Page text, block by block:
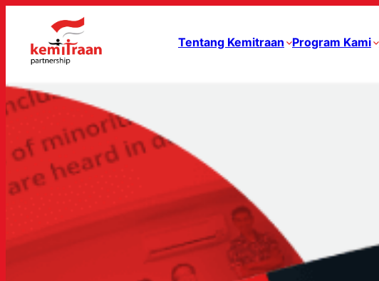
Tentang Kemitraan Program Kami